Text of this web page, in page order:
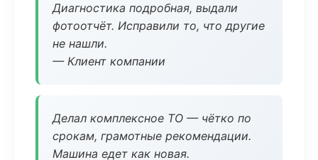
Диагностика подробная, выдали
фотоотчёт. Исправили то, что другие
не нашли.
— Клиент компании
Делал комплексное ТО — чётко по
срокам, грамотные рекомендации.
Машина едет как новая.